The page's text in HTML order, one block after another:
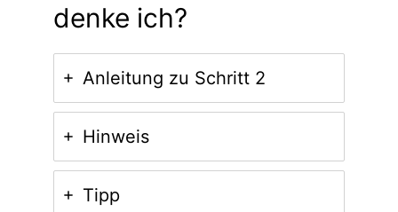
denke ich?
Anleitung zu Schritt 2
Hinweis
Tipp